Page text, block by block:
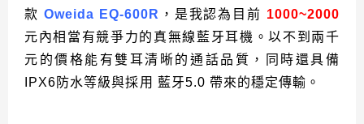
款 Oweida EQ-600R ，是我認為目前 1000~2000
元內相當有競爭力的真無線藍牙耳機。以不到兩千
元的價格能有雙耳清晰的通話品質，同時還具備
IPX6防水等級與採用 藍牙5.0 帶來的穩定傳輸。